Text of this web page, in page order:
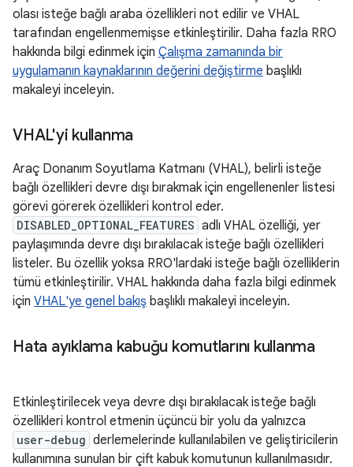
olası isteğe bağlı araba özellikleri not edilir ve VHAL
tarafından engellenmemişse etkinleştirilir. Daha fazla RRO
hakkında bilgi edinmek için Çalışma zamanında bir
uygulamanın kaynaklarının değerini değiştirme başlıklı
makaleyi inceleyin.
VHAL'yi kullanma
Araç Donanım Soyutlama Katmanı (VHAL), belirli isteğe
bağlı özellikleri devre dışı bırakmak için engellenenler listesi
görevi görerek özellikleri kontrol eder.
DISABLED_OPTIONAL_FEATURES adlı VHAL özelliği, yer
paylaşımında devre dışı bırakılacak isteğe bağlı özellikleri
listeler. Bu özellik yoksa RRO'lardaki isteğe bağlı özelliklerin
tümü etkinleştirilir. VHAL hakkında daha fazla bilgi edinmek
için VHAL'ye genel bakış başlıklı makaleyi inceleyin.
Hata ayıklama kabuğu komutlarını kullanma
Etkinleştirilecek veya devre dışı bırakılacak isteğe bağlı
özellikleri kontrol etmenin üçüncü bir yolu da yalnızca
user-debug derlemelerinde kullanılabilen ve geliştiricilerin
kullanımına sunulan bir çift kabuk komutunun kullanılmasıdır.